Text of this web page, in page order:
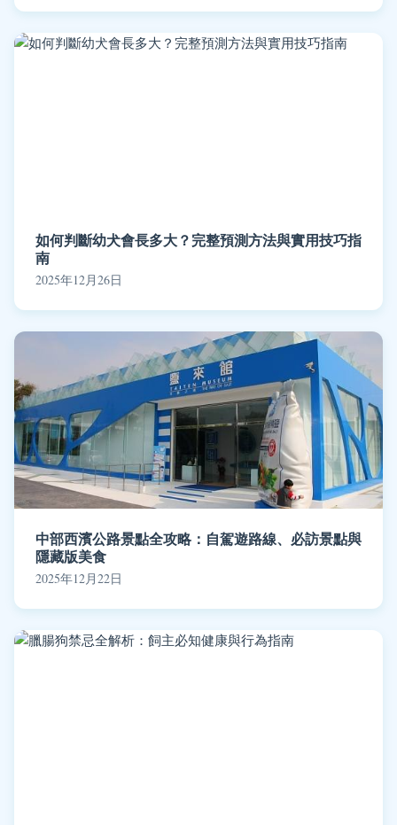
如何判斷幼犬會長多大？完整預測方法與實用技巧指
南
2025年12月26日
中部西濱公路景點全攻略：自駕遊路線、必訪景點與
隱藏版美食
2025年12月22日